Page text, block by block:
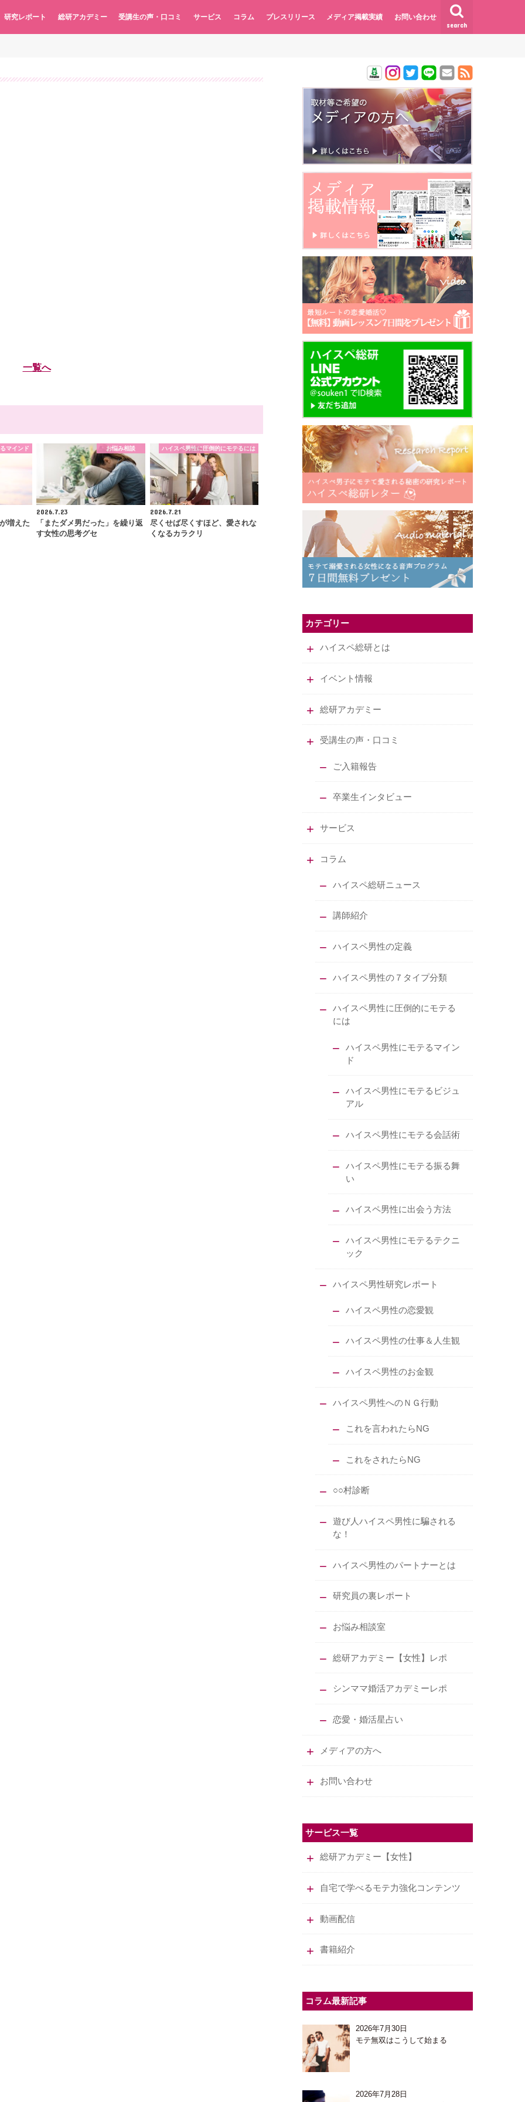
search
研究レポート 総研アカデミー 受講生の声・口コミ サービス コラム プレスリリース メディア掲載実績 お問い合わせ
一覧へ
マインド
増えた
お悩み相談
2026.7.23
「またダメ男だった」を繰り返
す女性の思考グセ
ハイスペ男性に圧倒的にモテるには
2026.7.21
尽くせば尽くすほど、愛されな
くなるカラクリ
カテゴリー
ハイスペ総研とは
イベント情報
総研アカデミー
受講生の声・口コミ
ご入籍報告
卒業生インタビュー
サービス
コラム
ハイスペ総研ニュース
講師紹介
ハイスペ男性の定義
ハイスペ男性の７タイプ分類
ハイスペ男性に圧倒的にモテる
には
ハイスペ男性にモテるマイン
ド
ハイスペ男性にモテるビジュ
アル
ハイスペ男性にモテる会話術
ハイスペ男性にモテる振る舞
い
ハイスペ男性に出会う方法
ハイスペ男性にモテるテクニ
ック
ハイスペ男性研究レポート
ハイスペ男性の恋愛観
ハイスペ男性の仕事＆人生観
ハイスペ男性のお金観
ハイスペ男性へのＮＧ行動
これを言われたらNG
これをされたらNG
○○村診断
遊び人ハイスペ男性に騙される
な！
ハイスペ男性のパートナーとは
研究員の裏レポート
お悩み相談室
総研アカデミー【女性】レポ
シンママ婚活アカデミーレポ
恋愛・婚活星占い
メディアの方へ
お問い合わせ
サービス一覧
総研アカデミー【女性】
自宅で学べるモテ力強化コンテンツ
動画配信
書籍紹介
コラム最新記事
2026年7月30日
モテ無双はこうして始まる
2026年7月28日